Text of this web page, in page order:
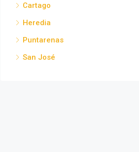
Cartago
Heredia
Puntarenas
San José